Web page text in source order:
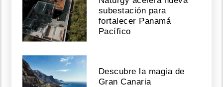
subestación para
fortalecer Panamá
Pacífico
Descubre la magia de
Gran Canaria